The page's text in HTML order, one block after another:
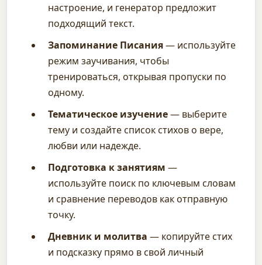
настроение, и генератор предложит
подходящий текст.
Запоминание Писания— используйте
режим заучивания, чтобы
тренироваться, открывая пропуски по
одному.
Тематическое изучение— выберите
тему и создайте список стихов о вере,
любви или надежде.
Подготовка к занятиям —
используйте поиск по ключевым словам
и сравнение переводов как отправную
точку.
Дневник и молитва — копируйте стих
и подсказку прямо в свой личный